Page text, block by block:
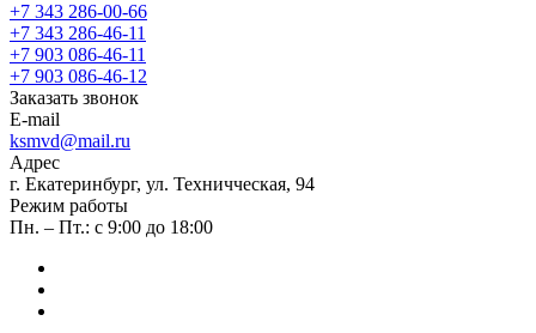
+7 343 286-00-66
+7 343 286-46-11
+7 903 086-46-11
+7 903 086-46-12
Заказать звонок
E-mail
ksmvd@mail.ru
Адрес
г. Екатеринбург, ул. Техничческая, 94
Режим работы
Пн. – Пт.: с 9:00 до 18:00